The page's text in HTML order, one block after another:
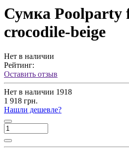
Сумка Poolparty
crocodile-beige
Нет в наличии
Рейтинг:
Оставить отзыв
Нет в наличии 1918
1 918 грн.
Нашли дешевле?